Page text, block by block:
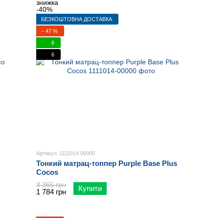
БЕЗКОШТОВНА ДОСТАВКА
− 47 %
6
6
Артикул: 1111014-00000
Тонкий матрац-топпер Purple Base Plus
Cocos
3 365 грн
1 784 грн Купити